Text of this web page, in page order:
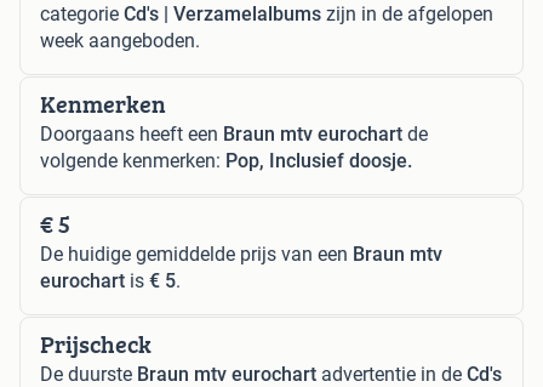
categorie Cd's | Verzamelalbums zijn in de afgelopen
week aangeboden.
Kenmerken
Doorgaans heeft een Braun mtv eurochart de
volgende kenmerken: Pop, Inclusief doosje.
€ 5
De huidige gemiddelde prijs van een Braun mtv
eurochart is € 5.
Prijscheck
De duurste Braun mtv eurochart advertentie in de Cd's